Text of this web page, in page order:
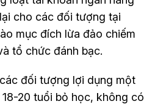
cho các đối tượng tại
mục đích lừa đảo chiếm
tổ chức đánh bạc.
đối tượng lợi dụng một
20 tuổi bỏ học, không có